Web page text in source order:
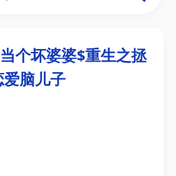
个坏婆婆$重生之拯
爱脑儿子